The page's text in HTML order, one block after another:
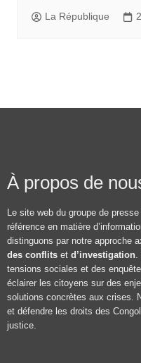
La République
À propos de
Le site web du groupe de presse
référence en matière
distinguons par notre approche
des conflits et d’investigation.
tensions sociales et des
éclairer les citoyens sur des
solutions concrètes aux crises.
et défendre les droits des
justice.